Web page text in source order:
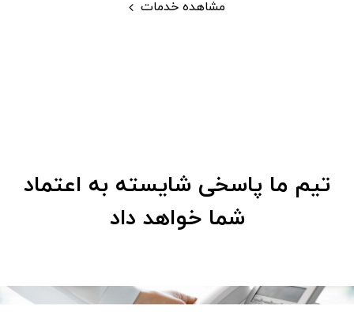
مشاهده خدمات
تیم ما پاسخی شایسته به اعتماد
شما خواهد داد